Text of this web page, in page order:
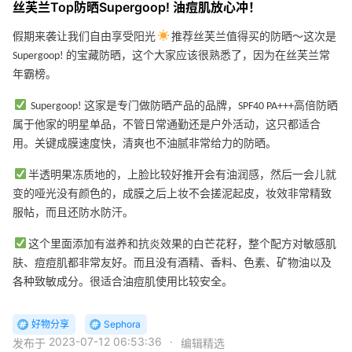
丝芙兰Top防晒Supergoop! 油痘肌放心冲！
假期来袭让我们自由享受阳光
推荐丝芙兰值得买的防晒～这次是
Supergoop! 的宝藏防晒，这个大家应该很熟悉了，因为在丝芙兰常
年霸榜。
Supergoop! 这家是专门做防晒产品的品牌，SPF40 PA+++高倍防晒
属于他家的明星单品，不管日常通勤还是户外活动，这只都适合
用。关键成膜速度快，清爽也不油腻非常给力的防晒。
半透明果冻质地的，上脸比较好推开会有油润感，然后一会儿就
变的哑光没有颜色的，成膜之后上妆不会搓泥起皮，妆效非常精致
服帖，而且还防水防汗。
这个里面添加有滋养和抗炎效果的白芒花籽，整个配方对敏感肌
肤、痘痘肌都非常友好。而且没有酒精、香料、色素、矿物油以及
各种致敏成分。很适合油痘肌使用比较安全。
好物分享 Sephora
发布于 2023-07-12 06:53:36 · 编辑精选